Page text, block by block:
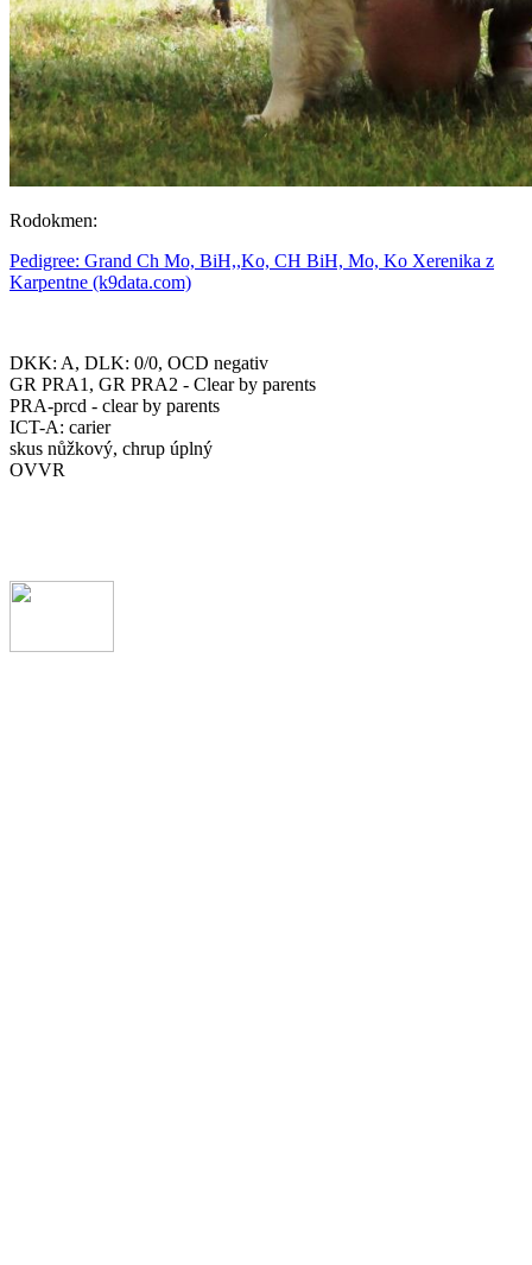
Rodokmen:
Pedigree: Grand Ch Mo, BiH,,Ko, CH BiH, Mo, Ko Xerenika z
Karpentne (k9data.com)
DKK: A, DLK: 0/0, OCD negativ
GR PRA1, GR PRA2 - Clear by parents
PRA-prcd - clear by parents
ICT-A: carier
skus nůžkový, chrup úplný
OVVR